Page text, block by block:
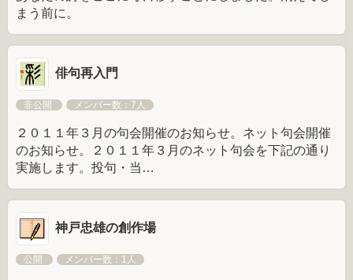
まう前に。
俳句再入門
非公開 メンバー数：7人
２０１１年３月の句会開催のお知らせ。ネット句会開催
のお知らせ。２０１１年３月のネット句会を下記の通り
実施します。投句・当…
神戸忠雄の創作場
公開 メンバー数：1人